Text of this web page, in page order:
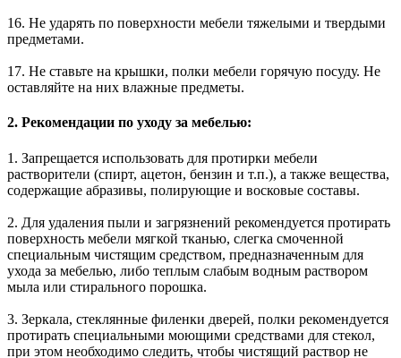
16. Не ударять по поверхности мебели тяжелыми и твердыми
предметами.
17. Не ставьте на крышки, полки мебели горячую посуду. Не
оставляйте на них влажные предметы.
2. Рекомендации по уходу за мебелью:
1. Запрещается использовать для протирки мебели
растворители (спирт, ацетон, бензин и т.п.), а также вещества,
содержащие абразивы, полирующие и восковые составы.
2. Для удаления пыли и загрязнений рекомендуется протирать
поверхность мебели мягкой тканью, слегка смоченной
специальным чистящим средством, предназначенным для
ухода за мебелью, либо теплым слабым водным раствором
мыла или стирального порошка.
3. Зеркала, стеклянные филенки дверей, полки рекомендуется
протирать специальными моющими средствами для стекол,
при этом необходимо следить, чтобы чистящий раствор не